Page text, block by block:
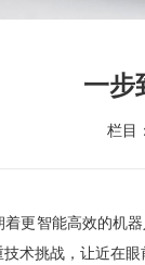
一步
栏目
更智能高效的机
术挑战，让近在眼